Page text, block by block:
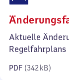
Aktuelle
Regelfahrplans
PDF (342 kB)